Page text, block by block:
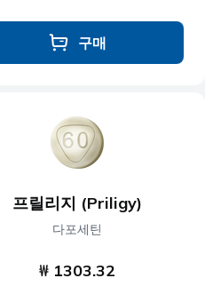
구매
프릴리지 (Priligy)
다포세틴
₩ 1303.32